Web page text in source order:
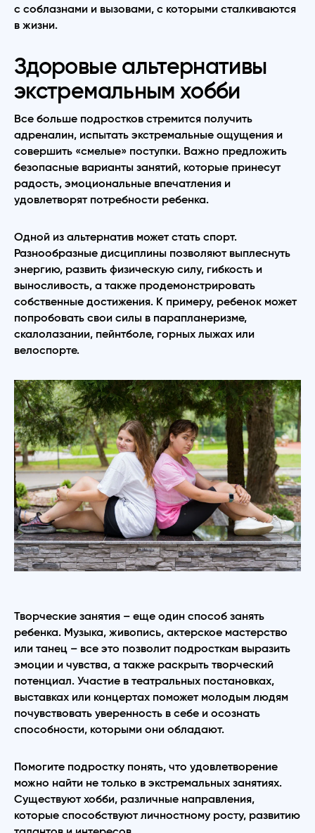
с соблазнами и вызовами, с которыми сталкиваются
в жизни.
Здоровые альтернативы
экстремальным хобби
Все больше подростков стремится получить
адреналин, испытать экстремальные ощущения и
совершить «смелые» поступки. Важно предложить
безопасные варианты занятий, которые принесут
радость, эмоциональные впечатления и
удовлетворят потребности ребенка.
Одной из альтернатив может стать спорт.
Разнообразные дисциплины позволяют выплеснуть
энергию, развить физическую силу, гибкость и
выносливость, а также продемонстрировать
собственные достижения. К примеру, ребенок может
попробовать свои силы в парапланеризме,
скалолазании, пейнтболе, горных лыжах или
велоспорте.
Творческие занятия – еще один способ занять
ребенка. Музыка, живопись, актерское мастерство
или танец – все это позволит подросткам выразить
эмоции и чувства, а также раскрыть творческий
потенциал. Участие в театральных постановках,
выставках или концертах поможет молодым людям
почувствовать уверенность в себе и осознать
способности, которыми они обладают.
Помогите подростку понять, что удовлетворение
можно найти не только в экстремальных занятиях.
Существуют хобби, различные направления,
которые способствуют личностному росту, развитию